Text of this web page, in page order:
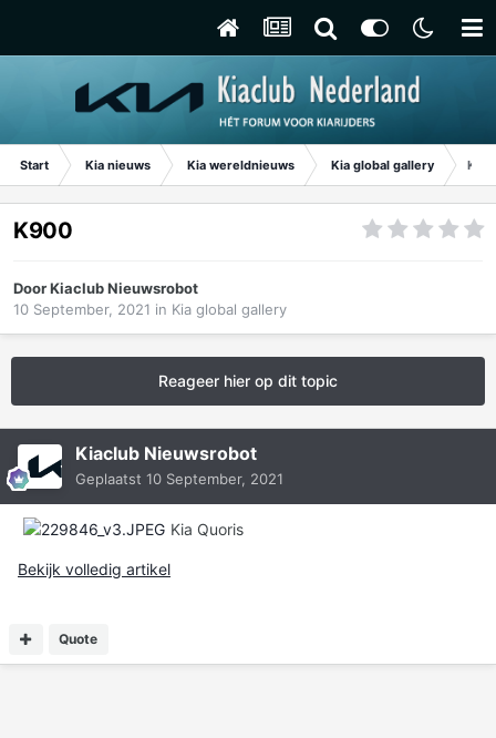
Start Kia nieuws Kia wereldnieuws Kia global gallery
K900
DoorKiaclub Nieuwsrobot
10 September, 2021 in Kia global gallery
Reageer hier op dit topic
Kiaclub Nieuwsrobot
Geplaatst 10 September, 2021
Kia Quoris
Bekijk volledig artikel
Quote